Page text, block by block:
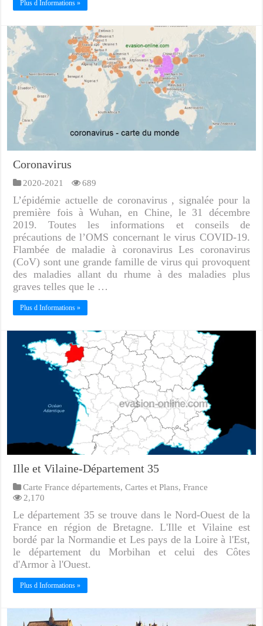
Plus d Informations »
Coronavirus
2020-2021 689
L’épidémie actuelle de coronavirus , signalée pour la
première fois à Wuhan, en Chine, le 31 décembre
2019. Toutes les informations et conseils de
précautions de l’OMS concernant le virus COVID-19.
Flambée de maladie à coronavirus Les coronavirus
(CoV) sont une grande famille de virus qui provoquent
des maladies allant du rhume à des maladies plus
graves telles que le …
Plus d Informations »
Ille et Vilaine-Département 35
Carte France départements,Cartes et Plans,France
2,170
Le département 35 se trouve dans le Nord-Ouest de la
France en région de Bretagne. L'Ille et Vilaine est
bordé par la Normandie et Les pays de la Loire à l'Est,
le département du Morbihan et celui des Côtes
d'Armor à l'Ouest.
Plus d Informations »